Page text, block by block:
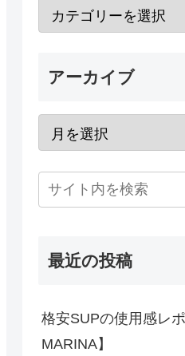
アーカイブ
最近の投稿
格安SUPの使用感レ
MARINA】